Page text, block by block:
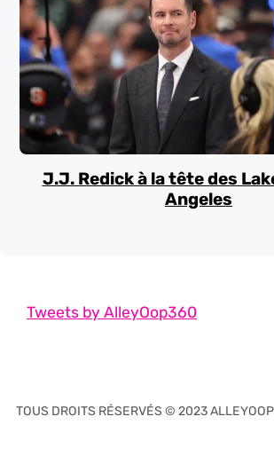
J.J. Redick à la tête des
Angeles
Tweets by AlleyOop360
TOUS DROITS RÉSERVÉS © 2023